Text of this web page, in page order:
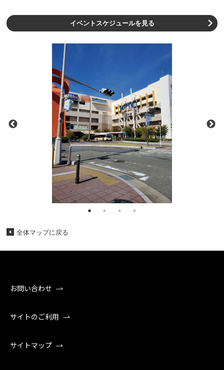
イベントスケジュールを見る
全体マップに戻る
お問い合わせ
サイトのご利用
サイトマップ